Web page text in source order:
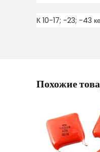
К 10-17; -23; -43
Похожие